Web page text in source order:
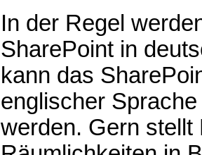
In der Regel
SharePoint in
kann das
englischer
werden. Gern stellt